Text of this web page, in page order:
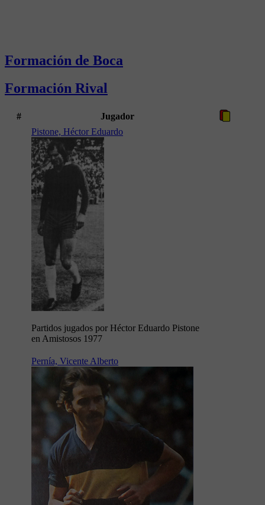
Formación de Boca
Formación Rival
#
Jugador
Pistone, Héctor Eduardo
Partidos jugados por Héctor Eduardo Pistone
en Amistosos 1977
Pernía, Vicente Alberto